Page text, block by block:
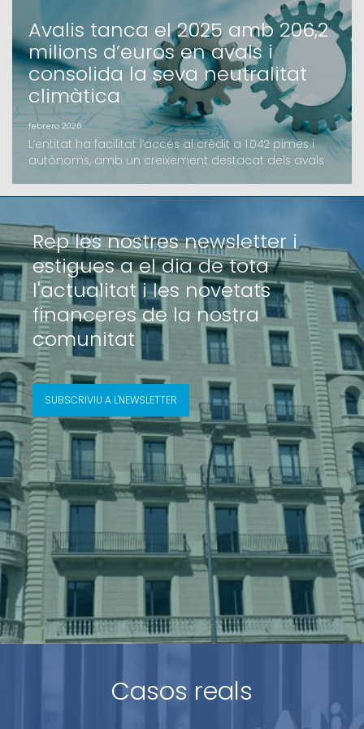
Avalis tanca el 2025 amb 206,2
milions d’euros en avals i
consolida la seva neutralitat
climàtica
febrero 2026
L’entitat ha facilitat l’accés al crèdit a 1.042 pimes i
autònoms, amb un creixement destacat dels avals
crèditAvalis de Catalunya ha tancat l’exercici 2025
d’euros, una xifra que supera els resultats de l'any
anterior. L’activitat de la Societat de Ga
Rep les nostres newsletter i
estigues a el dia de tota
l'actualitat i les novetats
financeres de la nostra
comunitat
SUBSCRIVIU A L'NEWSLETTER
Casos reals